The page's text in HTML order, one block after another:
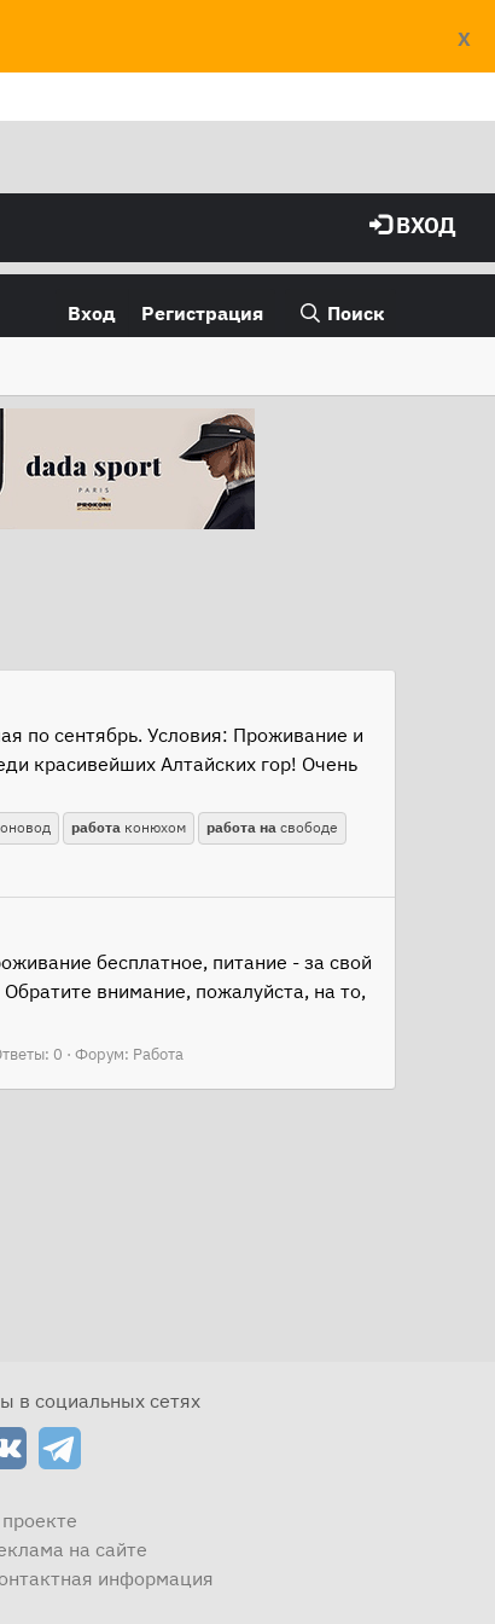
X
ВХОД
Вход Регистрация Поиск
по сентябрь. Условия: Проживание и
красивейших Алтайских гор! Очень
работа конюхом работа на свободе
бесплатное, питание - за свой
внимание, пожалуйста, на то,
0 Форум: Работа
в социальных сетях
на сайте
информация